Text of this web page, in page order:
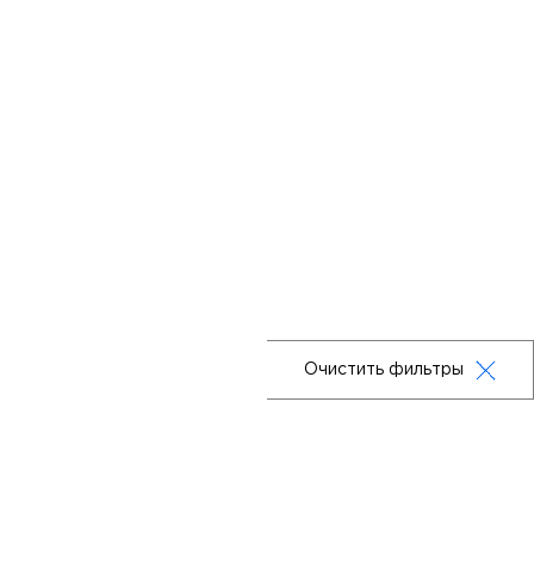
Очистить фильтры